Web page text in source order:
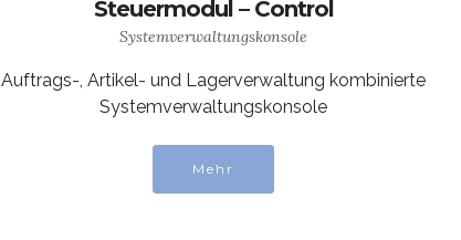
Steuermodul – Control
Systemverwaltungskonsole
Auftrags-, Artikel- und Lagerverwaltung kombinierte
Systemverwaltungskonsole
Mehr